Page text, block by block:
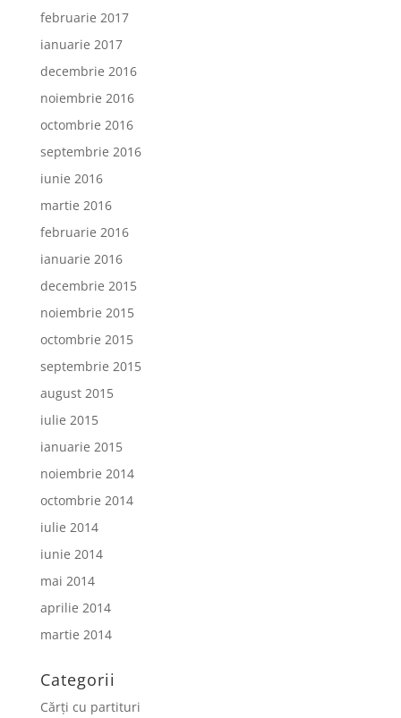
februarie 2017
ianuarie 2017
decembrie 2016
noiembrie 2016
octombrie 2016
septembrie 2016
iunie 2016
martie 2016
februarie 2016
ianuarie 2016
decembrie 2015
noiembrie 2015
octombrie 2015
septembrie 2015
august 2015
iulie 2015
ianuarie 2015
noiembrie 2014
octombrie 2014
iulie 2014
iunie 2014
mai 2014
aprilie 2014
martie 2014
Categorii
Cărți cu partituri